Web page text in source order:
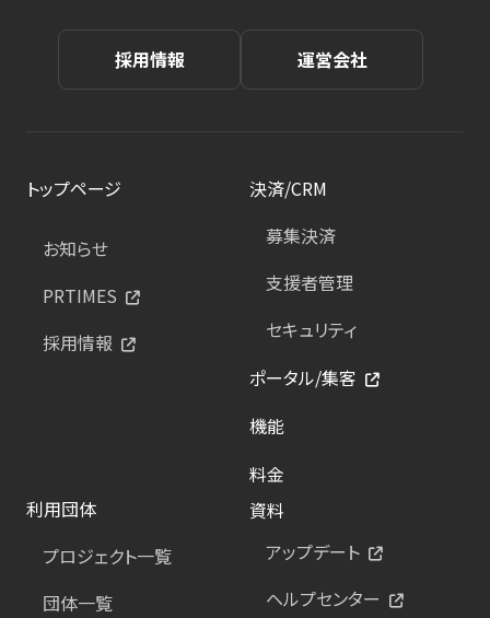
採用情報 運営会社
トップページ
お知らせ
PRTIMES
採用情報
決済/CRM
募集決済
支援者管理
セキュリティ
ポータル/集客
機能
料金
利用団体
プロジェクト一覧
団体一覧
資料
アップデート
ヘルプセンター